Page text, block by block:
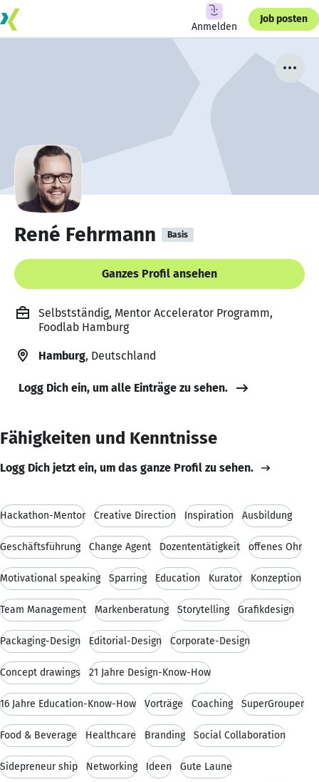
Anmelden
Job posten
René Fehrmann Basis
Ganzes Profil ansehen
Selbstständig, Mentor Accelerator Programm,
Foodlab Hamburg
Hamburg, Deutschland
Logg Dich ein, um alle Einträge zu sehen.
Fähigkeiten und Kenntnisse
Logg Dich jetzt ein, um das ganze Profil zu sehen.
Hackathon-Mentor Creative Direction Inspiration Ausbildung
Geschäftsführung Change Agent Dozententätigkeit offenes Ohr
Motivational speaking Sparring Education Kurator Konzeption
Team Management Markenberatung Storytelling Grafikdesign
Packaging-Design Editorial-Design Corporate-Design
Concept drawings 21 Jahre Design-Know-How
16 Jahre Education-Know-How Vorträge Coaching SuperGrouper
Food & Beverage Healthcare Branding Social Collaboration
Sidepreneur ship Networking Ideen Gute Laune